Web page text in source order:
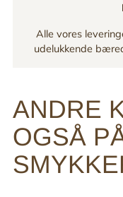
Alle vores
udelukkende
ANDRE
OGSÅ